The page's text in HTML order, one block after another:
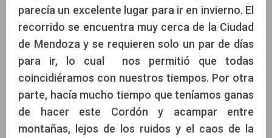
parecía un excelente lugar para ir en invierno. El
recorrido se encuentra muy cerca de la Ciudad
de Mendoza y se requieren solo un par de días
para ir, lo cual nos permitió que todas
coincidiéramos con nuestros tiempos. Por otra
parte, hacía mucho tiempo que teníamos ganas
de hacer este Cordón y acampar entre
montañas, lejos de los ruidos y el caos de la